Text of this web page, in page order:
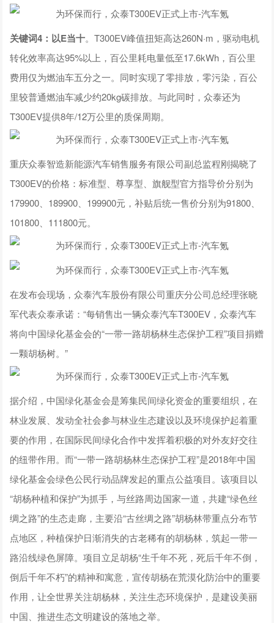
关键词4：以E当十。T300EV峰值扭矩高达260N·m，驱动电机
转化效率高达95%以上，百公里耗电量低至17.6kWh，百公里
费用仅为燃油车五分之一。同时实现了零排放，零污染，百公
里较普通燃油车减少约20kg碳排放。与此同时，众泰还为
T300EV提供8年/12万公里的质保周期。
重庆众泰智造新能源汽车销售服务有限公司副总监程刚揭晓了
T300EV的价格：标准型、尊享型、旗舰型官方指导价分别为
179900、189900、199900元，补贴后统一售价分别为91800、
101800、111800元。
在发布会现场，众泰汽车股份有限公司重庆分公司总经理张晓
军代表众泰承诺：“每销售出一辆众泰汽车T300EV，众泰汽车
将向中国绿化基金会的“一带一路胡杨林生态保护工程”项目捐赠
一颗胡杨树。”
据介绍，中国绿化基金会是筹集民间绿化资金的重要组织，在
林业发展、发动全社会参与林业生态建设以及环境保护起着重
要的作用，在国际民间绿化合作中发挥着积极的对外友好交往
的纽带作用。而“一带一路胡杨林生态保护工程”是2018年中国
绿化基金会绿色公民行动品牌发起的重点公益项目。该项目以
“胡杨种植和保护”为抓手，与丝路周边国家一道，共建“绿色丝
绸之路”的生态走廊，主要沿“古丝绸之路”胡杨林带重点分布节
点地区，种植保护日渐消失的古老稀有的胡杨林，筑起一带一
路沿线绿色屏障。项目立足胡杨“生千年不死，死后千年不倒，
倒后千年不朽”的精神和寓意，宣传胡杨在荒漠化防治中的重要
作用，让全世界关注胡杨林，关注生态环境保护，是建设美丽
中国、推进生态文明建设的落地之举。